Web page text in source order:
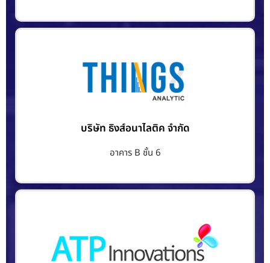
บริษัท ธิงส์อนาไลติค จำกัด
อาคาร B ชั้น 6